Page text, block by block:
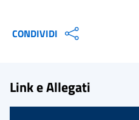
CONDIVIDI
Link e Allegati